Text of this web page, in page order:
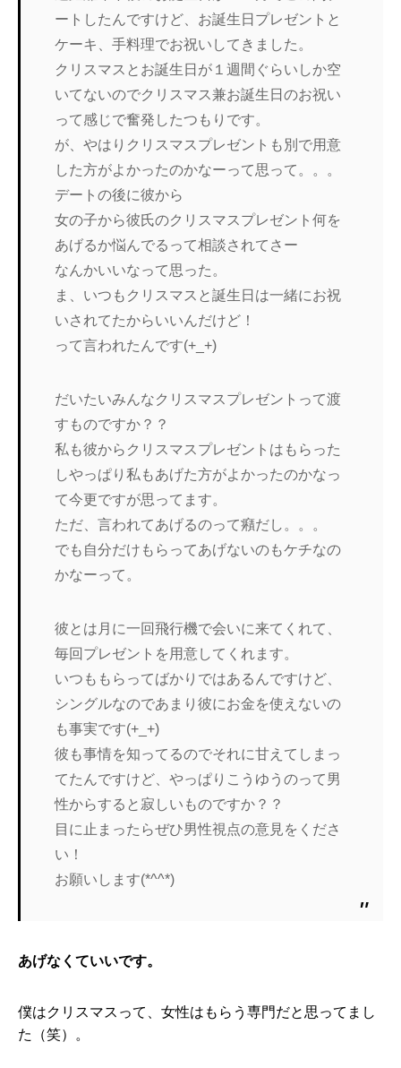
ートしたんですけど、お誕生日プレゼントと
ケーキ、手料理でお祝いしてきました。
クリスマスとお誕生日が１週間ぐらいしか空
いてないのでクリスマス兼お誕生日のお祝い
って感じで奮発したつもりです。
が、やはりクリスマスプレゼントも別で用意
した方がよかったのかなーって思って。。。
デートの後に彼から
女の子から彼氏のクリスマスプレゼント何を
あげるか悩んでるって相談されてさー
なんかいいなって思った。
ま、いつもクリスマスと誕生日は一緒にお祝
いされてたからいいんだけど！
って言われたんです(+_+)
だいたいみんなクリスマスプレゼントって渡
すものですか？？
私も彼からクリスマスプレゼントはもらった
しやっぱり私もあげた方がよかったのかなっ
て今更ですが思ってます。
ただ、言われてあげるのって癪だし。。。
でも自分だけもらってあげないのもケチなの
かなーって。
彼とは月に一回飛行機で会いに来てくれて、
毎回プレゼントを用意してくれます。
いつももらってばかりではあるんですけど、
シングルなのであまり彼にお金を使えないの
も事実です(+_+)
彼も事情を知ってるのでそれに甘えてしまっ
てたんですけど、やっぱりこうゆうのって男
性からすると寂しいものですか？？
目に止まったらぜひ男性視点の意見をくださ
い！
お願いします(*^^*)
あげなくていいです。
僕はクリスマスって、女性はもらう専門だと思ってまし
た（笑）。